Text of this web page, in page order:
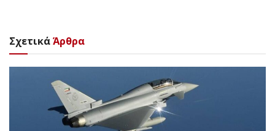
ΣχετικάΆρθρα